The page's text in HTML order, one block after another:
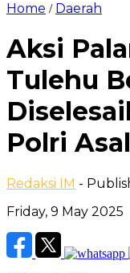
Home / Daerah
Aksi
Tulehu
Polri
Redaksi IM -
Friday, 9 May 2025